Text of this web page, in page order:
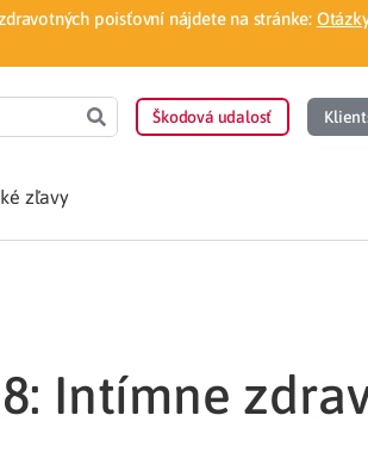
poisťovní nájdete na stránke:
Škodová udalosť
Vyhľadať lekára
zľavy
Intímne